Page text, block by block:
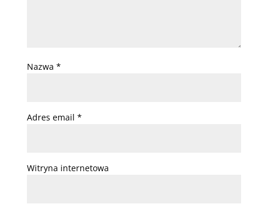
Nazwa *
Adres email *
Witryna internetowa